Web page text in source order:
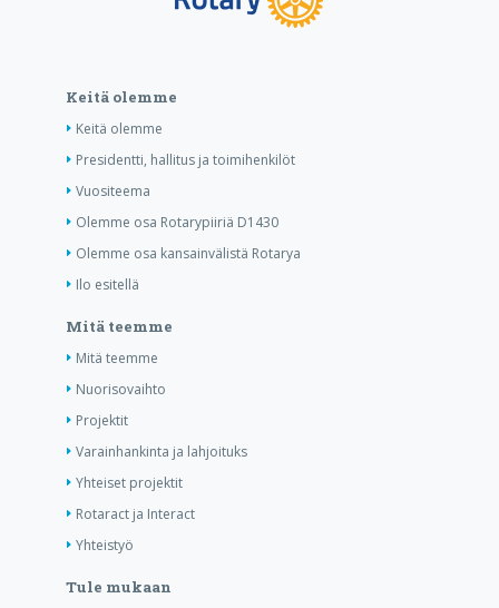
Keitä olemme
Keitä olemme
Presidentti, hallitus ja toimihenkilöt
Vuositeema
Olemme osa Rotarypiiriä D1430
Olemme osa kansainvälistä Rotarya
Ilo esitellä
Mitä teemme
Mitä teemme
Nuorisovaihto
Projektit
Varainhankinta ja lahjoituks
Yhteiset projektit
Rotaract ja Interact
Yhteistyö
Tule mukaan